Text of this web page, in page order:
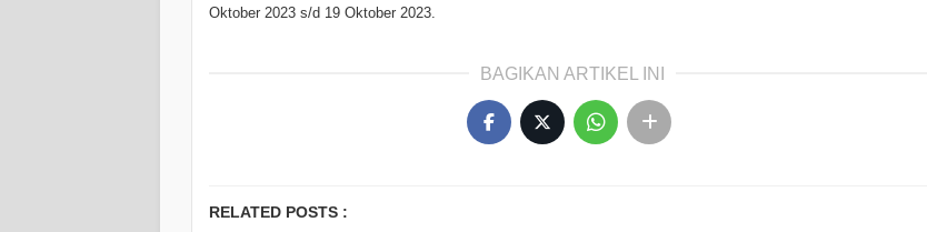
Oktober 2023 s/d 19 Oktober 2023.
BAGIKAN ARTIKEL INI
RELATED POSTS :